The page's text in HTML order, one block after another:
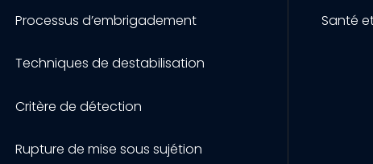
Processus d’embrigadement
Techniques de destabilisation
Critère de détection
Rupture de mise sous sujétion
Santé